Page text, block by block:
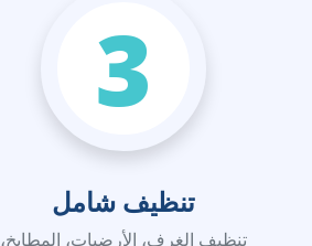
3
تنظيف شامل
تنظيف الغرف، الأرضيات، المطابخ،